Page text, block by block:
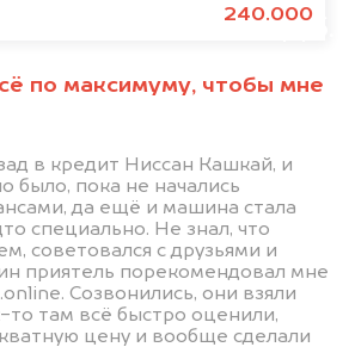
240.000
по максимуму, чтобы мне
в кредит Ниссан Кашкай, и
было, пока не начались
да ещё и машина стала
специально. Не знал, что
советовался с друзьями и
приятель порекомендовал мне
Созвонились, они взяли
там всё быстро оценили,
цену и вообще сделали
авто на 20.000 руб.
стоимость